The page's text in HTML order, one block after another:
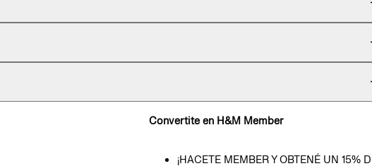
Convertite en H&M Member
¡HACETE MEMBER Y OBTENÉ UN 15%